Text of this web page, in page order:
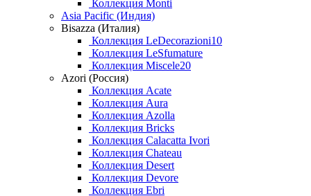
Коллекция Monti
Asia Pacific (Индия)
Bisazza (Италия)
Коллекция LeDecorazioni10
Коллекция LeSfumature
Коллекция Miscele20
Azori (Россия)
Коллекция Acate
Коллекция Aura
Коллекция Azolla
Коллекция Bricks
Коллекция Calacatta Ivori
Коллекция Chateau
Коллекция Desert
Коллекция Devore
Коллекция Ebri